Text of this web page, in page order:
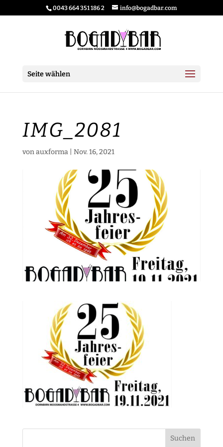
0043 664 351 186 2 info@bogadbar.com
Seite wählen
IMG_2081
vonauxforma| Nov. 16, 2021